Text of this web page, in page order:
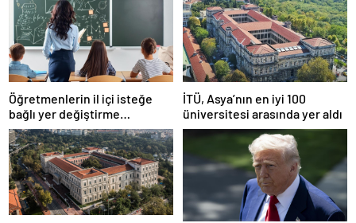
Öğretmenlerin il içi isteğe
bağlı yer değiştirme
başvuruları ne zaman?
İTÜ, Asya’nın en iyi 100
üniversitesi arasında yer aldı